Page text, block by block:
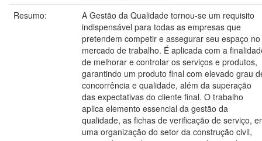
Resumo:
A Gestão da Qualidade tornou-se um requisito
indispensável para todas as empresas que
pretendem competir e assegurar seu espaço no
mercado de trabalho. É aplicada com a
de melhorar e controlar os serviços e produtos,
garantindo um produto final com elevado grau
concorrência e qualidade, além da superação
das expectativas do cliente final. O trabalho
aplica elemento essencial da gestão da
qualidade, as fichas de verificação de serviço,
uma organização do setor da construção civil,